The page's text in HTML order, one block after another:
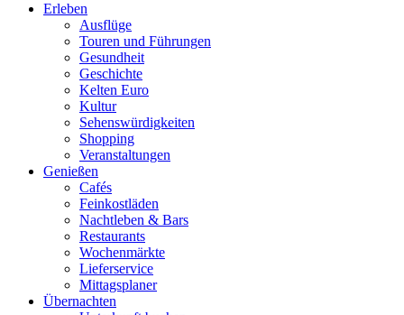
Erleben
Ausflüge
Touren und Führungen
Gesundheit
Geschichte
Kelten Euro
Kultur
Sehenswürdigkeiten
Shopping
Veranstaltungen
Genießen
Cafés
Feinkostläden
Nachtleben & Bars
Restaurants
Wochenmärkte
Lieferservice
Mittagsplaner
Übernachten